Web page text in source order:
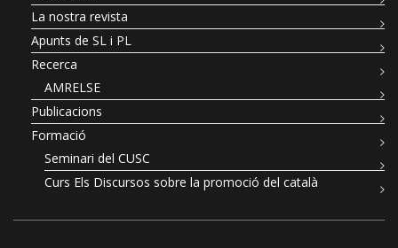
La nostra revista
Apunts de SL i PL
Recerca
AMRELSE
Publicacions
Formació
Seminari del CUSC
Curs Els Discursos sobre la promoció del català